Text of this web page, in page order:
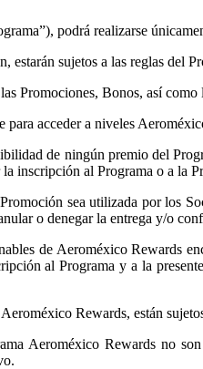
podrá realizarse
sujetos a las reglas del
Promociones, Bonos, así
acceder a niveles
de ningún premio del
inscripción al Programa o a la
sea utilizada por los
o denegar la entrega y/o
de Aeroméxico Rewards
al Programa y a la
Rewards, están
Aeroméxico Rewards no